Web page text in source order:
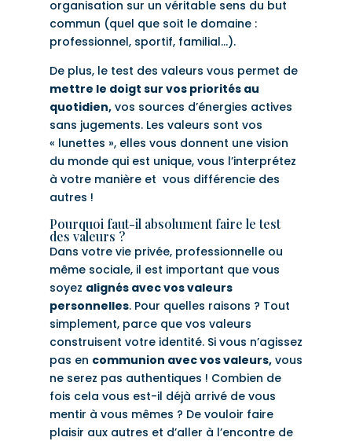
organisation sur un véritable sens du but
commun (quel que soit le domaine :
professionnel, sportif, familial…).
De plus, le test des valeurs vous permet de
mettre le doigt sur vos priorités au
quotidien,vos sources d’énergies actives
sans jugements. Les valeurs sont vos
« lunettes », elles vous donnent une vision
du monde qui est unique, vous l’interprétez
à votre manière et vous différencie des
autres !
Pourquoi faut-il absolument faire le test
des valeurs ?
Dans votre vie privée, professionnelle ou
même sociale, il est important que vous
soyez alignés avec vos valeurs
personnelles. Pour quelles raisons ? Tout
simplement, parce que vos valeurs
construisent votre identité. Si vous n’agissez
pas en communion avec vos valeurs,vous
ne serez pas authentiques ! Combien de
fois cela vous est-il déjà arrivé de vous
mentir à vous mêmes ? De vouloir faire
plaisir aux autres et d’aller à l’encontre de